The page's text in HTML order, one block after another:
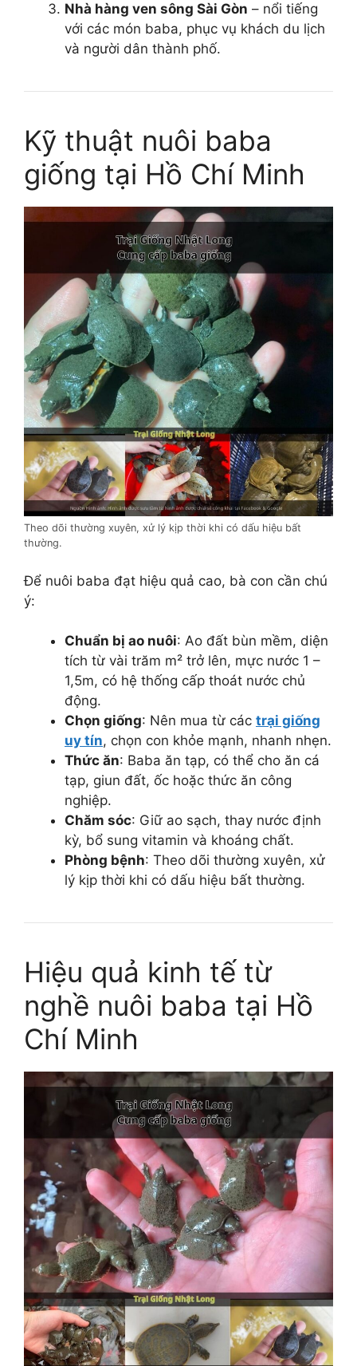
Nhà hàng ven sông Sài Gòn – nổi tiếng
với các món baba, phục vụ khách du lịch
và người dân thành phố.
Kỹ thuật nuôi baba
giống tại Hồ Chí Minh
Theo dõi thường xuyên, xử lý kịp thời khi có dấu hiệu bất
thường.
Để nuôi baba đạt hiệu quả cao, bà con cần chú
ý:
Chuẩn bị ao nuôi: Ao đất bùn mềm, diện
tích từ vài trăm m² trở lên, mực nước 1 –
1,5m, có hệ thống cấp thoát nước chủ
động.
Chọn giống: Nên mua từ các trại giống
uy tín, chọn con khỏe mạnh, nhanh nhẹn.
Thức ăn: Baba ăn tạp, có thể cho ăn cá
tạp, giun đất, ốc hoặc thức ăn công
nghiệp.
Chăm sóc: Giữ ao sạch, thay nước định
kỳ, bổ sung vitamin và khoáng chất.
Phòng bệnh: Theo dõi thường xuyên, xử
lý kịp thời khi có dấu hiệu bất thường.
Hiệu quả kinh tế từ
nghề nuôi baba tại Hồ
Chí Minh